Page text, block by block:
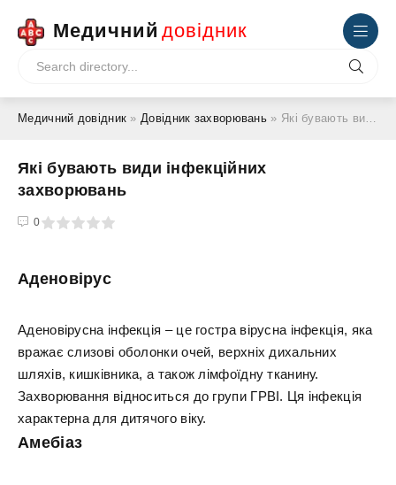
Медичний довідник
Медичний довідник »Довідник захворювань » Які бувають види інфекційних захворювань
Які бувають види інфекційних
захворювань
0
5
Аденовірус
Аденовірусна інфекція – це гостра вірусна інфекція, яка
вражає слизові оболонки очей, верхніх дихальних
шляхів, кишківника, а також лімфоїдну тканину.
Захворювання відноситься до групи ГРВІ. Ця інфекція
характерна для дитячого віку.
Амебіаз